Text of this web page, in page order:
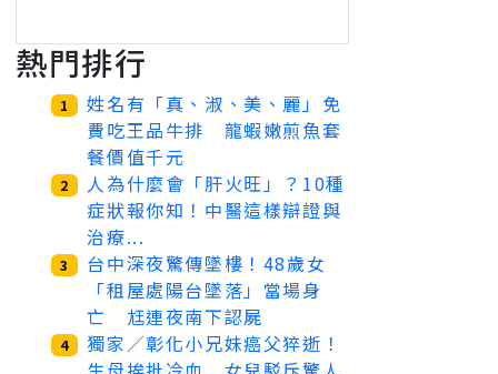
熱門排行
1
姓名有「真、淑、美、麗」免
費吃王品牛排 龍蝦嫩煎魚套
餐價值千元
2
人為什麼會「肝火旺」？10種
症狀報你知！中醫這樣辯證與
治療...
3
台中深夜驚傳墜樓！48歲女
「租屋處陽台墜落」當場身
亡 尪連夜南下認屍
4
獨家／彰化小兄妹癌父猝逝！